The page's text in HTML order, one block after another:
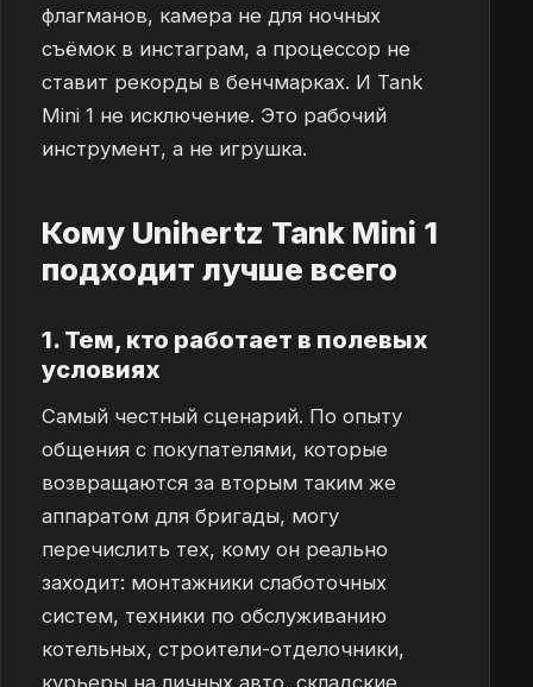
флагманов, камера не для ночных
съёмок в инстаграм, а процессор не
ставит рекорды в бенчмарках. И Tank
Mini 1 не исключение. Это рабочий
инструмент, а не игрушка.
Кому Unihertz Tank Mini 1
подходит лучше всего
1. Тем, кто работает в полевых
условиях
Самый честный сценарий. По опыту
общения с покупателями, которые
возвращаются за вторым таким же
аппаратом для бригады, могу
перечислить тех, кому он реально
заходит: монтажники слаботочных
систем, техники по обслуживанию
котельных, строители-отделочники,